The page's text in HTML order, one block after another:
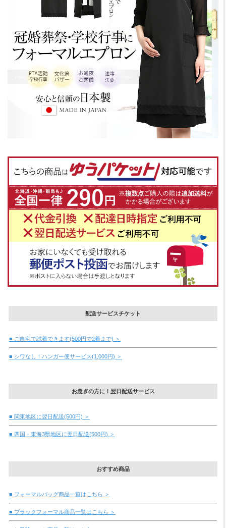
配送サービスチケット
■ ご自宅で試着できます(500円で2着まで) ＞
■ シワなし！ハンガー便サービス(1,000円) ＞
お急ぎの方に！翌日配送サービス
■ 関東地区に翌日配送(500円) ＞
■ 四国・東海3県地区に翌日配送(500円) ＞
おすすめ商品
■ フォーマルバッグ商品一覧はこちら ＞
■ ブラックフォーマル商品一覧はこちら ＞